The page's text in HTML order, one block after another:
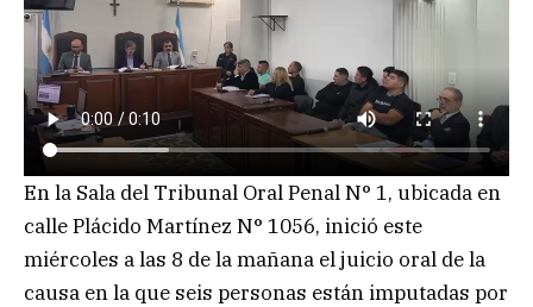
En la Sala del Tribunal Oral Penal N° 1, ubicada en
calle Plácido Martínez N° 1056, inició este
miércoles a las 8 de la mañana el juicio oral de la
causa en la que seis personas están imputadas por